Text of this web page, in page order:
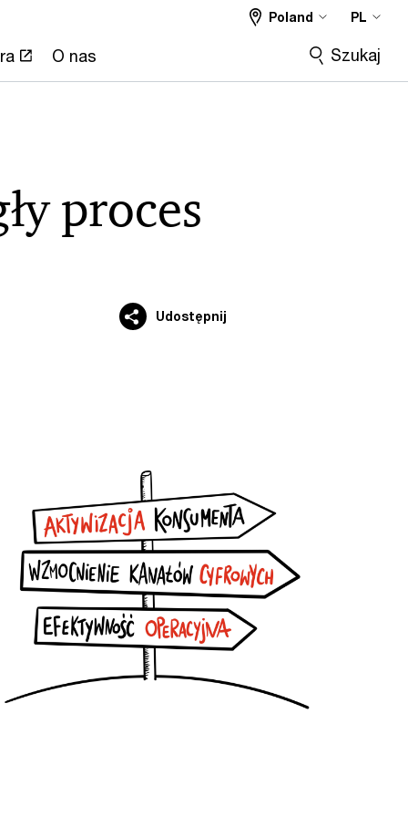
O nas
Poland PL
Szukaj
proces
Udostępnij